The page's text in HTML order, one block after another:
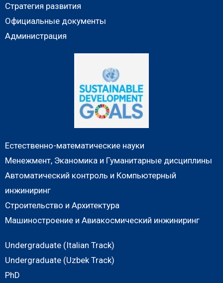
Стратегия развития
Официальные документы
Администрация
Естественно-математические науки
Менежмент, Эканомика и Гуманитарные дисциплины
Автоматический контроль и Компьютерный
инжиниринг
Строительство и Архитектура
Машиностроение и Авиакосмический инжиниринг
Undergraduate (Italian Track)
Undergraduate (Uzbek Track)
PhD